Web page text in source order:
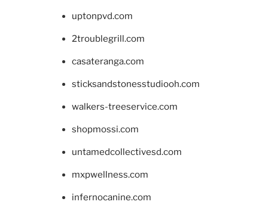
uptonpvd.com
2troublegrill.com
casateranga.com
sticksandstonesstudiooh.com
walkers-treeservice.com
shopmossi.com
untamedcollectivesd.com
mxpwellness.com
infernocanine.com